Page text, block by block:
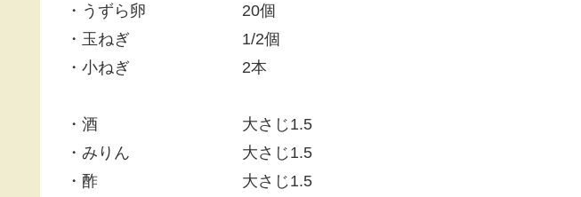
・うずら卵 20個
・玉ねぎ 1/2個
・小ねぎ 2本
・酒 大さじ1.5
・みりん 大さじ1.5
・酢 大さじ1.5